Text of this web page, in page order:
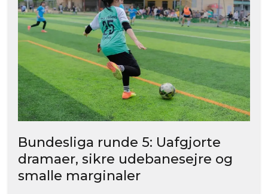
Bundesliga runde 5: Uafgjorte
dramaer, sikre udebanesejre og
smalle marginaler